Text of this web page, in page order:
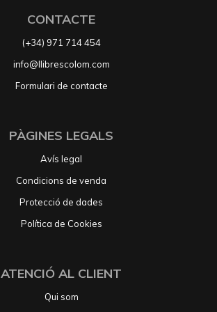
CONTACTE
(+34) 971 714 454
info@llibrescolom.com
Formulari de contacte
PÀGINES LEGALS
Avís legal
Condicions de venda
Protecció de dades
Política de Cookies
ATENCIÓ AL CLIENT
Qui som